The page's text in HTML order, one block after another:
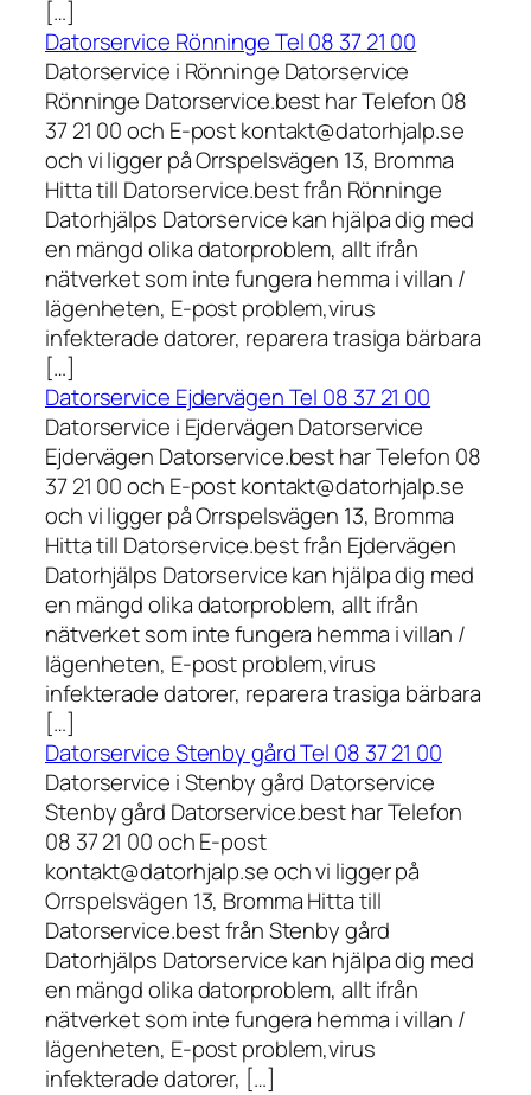
[…]
Datorservice Rönninge Tel 08 37 21 00
Datorservice i Rönninge Datorservice
Rönninge Datorservice.best har Telefon 08
37 21 00 och E-post kontakt@datorhjalp.se
och vi ligger på Orrspelsvägen 13, Bromma
Hitta till Datorservice.best från Rönninge
Datorhjälps Datorservice kan hjälpa dig med
en mängd olika datorproblem, allt ifrån
nätverket som inte fungera hemma i villan /
lägenheten, E-post problem,virus
infekterade datorer, reparera trasiga bärbara
[…]
Datorservice Ejdervägen Tel 08 37 21 00
Datorservice i Ejdervägen Datorservice
Ejdervägen Datorservice.best har Telefon 08
37 21 00 och E-post kontakt@datorhjalp.se
och vi ligger på Orrspelsvägen 13, Bromma
Hitta till Datorservice.best från Ejdervägen
Datorhjälps Datorservice kan hjälpa dig med
en mängd olika datorproblem, allt ifrån
nätverket som inte fungera hemma i villan /
lägenheten, E-post problem,virus
infekterade datorer, reparera trasiga bärbara
[…]
Datorservice Stenby gård Tel 08 37 21 00
Datorservice i Stenby gård Datorservice
Stenby gård Datorservice.best har Telefon
08 37 21 00 och E-post
kontakt@datorhjalp.se och vi ligger på
Orrspelsvägen 13, Bromma Hitta till
Datorservice.best från Stenby gård
Datorhjälps Datorservice kan hjälpa dig med
en mängd olika datorproblem, allt ifrån
nätverket som inte fungera hemma i villan /
lägenheten, E-post problem,virus
infekterade datorer, […]